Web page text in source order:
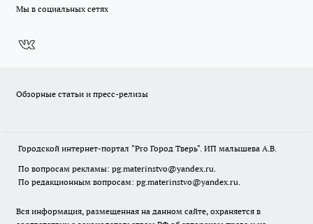
Мы в социальных сетях
Обзорные статьи и пресс-релизы
Городской интернет-портал "Pro Город Тверь". ИП малышева А.В.
По вопросам рекламы: pg.materinstvo@yandex.ru.
По редакционным вопросам: pg.materinstvo@yandex.ru.
Вся информация, размещенная на данном сайте, охраняется в